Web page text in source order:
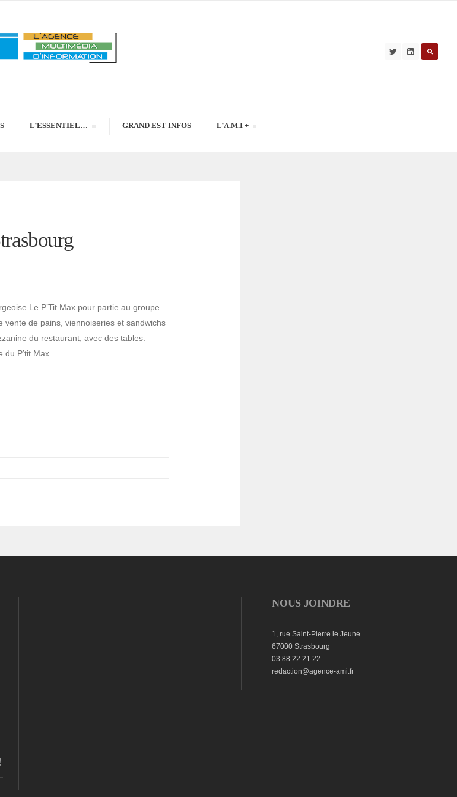
L’ESSENTIEL… GRAND EST INFOS L’A.M.I +
Le P’Tit Max pour partie au groupe
vente de pains, viennoiseries et sandwichs
du restaurant, avec des tables.
P’tit Max.
NOUS JOINDRE
1, rue Saint-Pierre le Jeune
67000 Strasbourg
03 88 22 21 22
redaction@agence-ami.fr